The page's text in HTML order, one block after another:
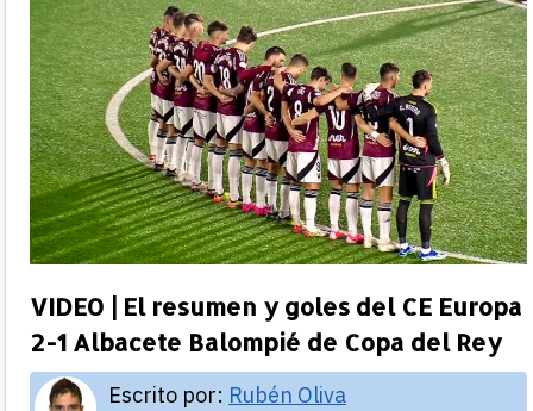
VIDEO | El resumen y goles del CE Europa
2-1 Albacete Balompié de Copa del Rey
Escrito por: Rubén Oliva